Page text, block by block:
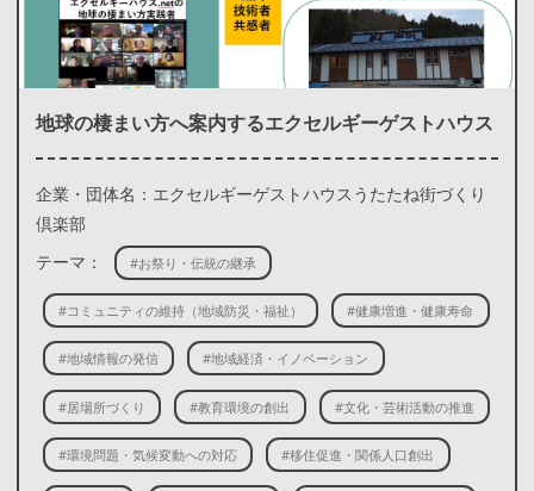
地球の棲まい方へ案内するエクセルギーゲストハウス
企業・団体名：エクセルギーゲストハウスうたたね街づくり
倶楽部
テーマ：
#お祭り・伝統の継承
#コミュニティの維持（地域防災・福祉） #健康増進・健康寿命
#地域情報の発信 #地域経済・イノベーション
#居場所づくり #教育環境の創出 #文化・芸術活動の推進
#環境問題・気候変動への対応 #移住促進・関係人口創出